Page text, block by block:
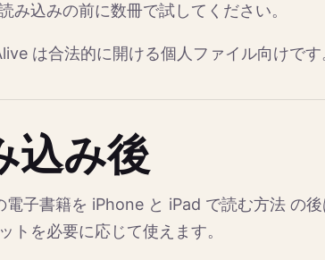
み込みの前に数冊で試してください。
は合法的に開ける個人ファイル向けです
込み後
電子書籍を iPhone と iPad で読む方法 の
トを必要に応じて使えます。